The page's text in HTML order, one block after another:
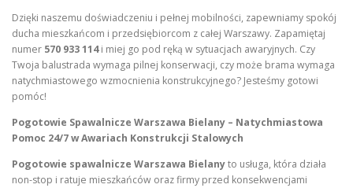
Dzięki naszemu doświadczeniu i pełnej mobilności, zapewniamy spokój
ducha mieszkańcom i przedsiębiorcom z całej Warszawy. Zapamiętaj
numer 570 933 114i miej go pod ręką w sytuacjach awaryjnych. Czy
Twoja balustrada wymaga pilnej konserwacji, czy może brama wymaga
natychmiastowego wzmocnienia konstrukcyjnego? Jesteśmy gotowi
pomóc!
Pogotowie Spawalnicze Warszawa Bielany – Natychmiastowa
Pomoc 24/7 w Awariach Konstrukcji Stalowych
Pogotowie spawalnicze Warszawa Bielanyto usługa, która działa
non-stop i ratuje mieszkańców oraz firmy przed konsekwencjami